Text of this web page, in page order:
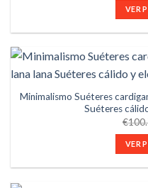
VER
Minimalismo Suéteres
Suéteres
€
VER